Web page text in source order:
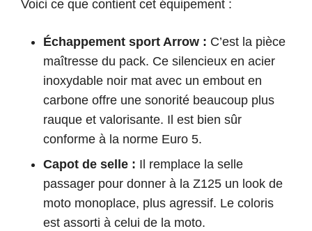
Voici ce que contient cet équipement :
Échappement sport Arrow : C’est la pièce
maîtresse du pack. Ce silencieux en acier
inoxydable noir mat avec un embout en
carbone offre une sonorité beaucoup plus
rauque et valorisante. Il est bien sûr
conforme à la norme Euro 5.
Capot de selle : Il remplace la selle
passager pour donner à la Z125 un look de
moto monoplace, plus agressif. Le coloris
est assorti à celui de la moto.